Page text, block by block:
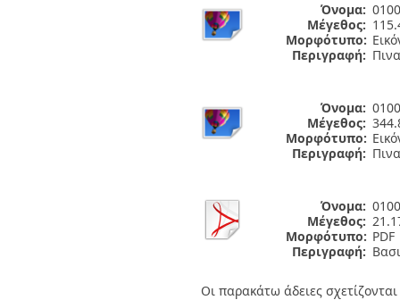
Όνομα:
Μέγεθος:
Μορφότυπο:
Περιγραφή:
Όνομα:
Μέγεθος:
Μορφότυπο:
Περιγραφή:
Όνομα:
Μέγεθος:
Μορφότυπο: PDF
Περιγραφή:
Οι παρακάτω άδειες